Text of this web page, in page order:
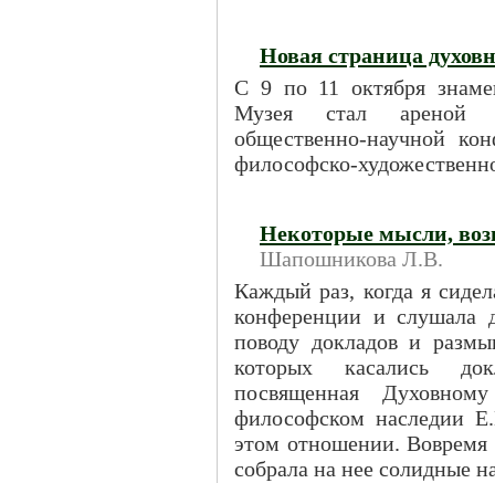
Новая страница
С 9 по 11 октября
Музея стал ареной
общественно-научной
философско-
Некоторые мысли,
Шапошникова Л.В.
Каждый раз, когда я
конференции и слушала
поводу докладов и
которых касались
посвященная
философском наследии
этом отношении. Вовремя
собрала на нее солидные